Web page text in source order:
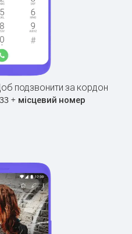
подзвонити за кордон
+ місцевий номер